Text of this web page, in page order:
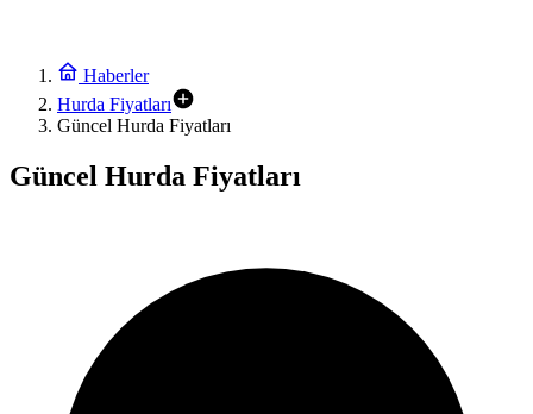
Haberler
Hurda Fiyatları
Güncel Hurda Fiyatları
Güncel Hurda Fiyatları